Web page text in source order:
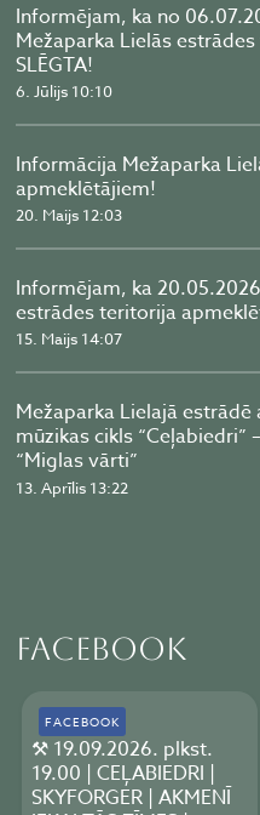
Informējam, ka no
Mežaparka Lielās
SLĒGTA!
6. Jūlijs 10:10
Informācija Mežaparka
apmeklētājiem!
20. Maijs 12:03
Informējam, ka
estrādes teritorija
15. Maijs 14:07
Mežaparka Lielajā
mūzikas cikls “Ceļabiedri”
“Miglas vārti”
13. Aprīlis 13:22
Facebook
⚒️ 19.09.2026. plkst.
19.00 | CEĻABIEDRI |
SKYFORGER | AKMENĪ
FACEBOOK